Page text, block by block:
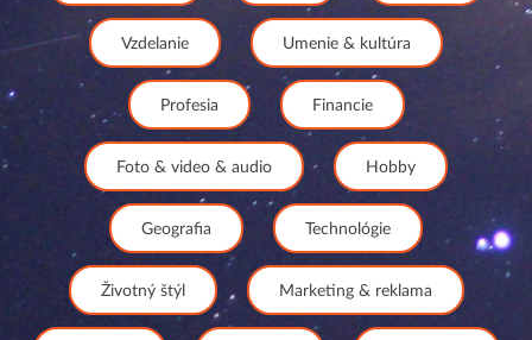
Vzdelanie Umenie & kultúra
Profesia Financie
Foto & video & audio Hobby
Geografia Technológie
Životný štýl Marketing & reklama